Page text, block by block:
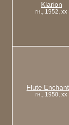
Klarion
гн., 1952, xx
Flute
гн., 1950, xx